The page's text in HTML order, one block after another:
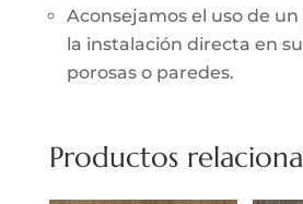
Aconsejamos el uso de
la instalación directa en
porosas o paredes.
Productos